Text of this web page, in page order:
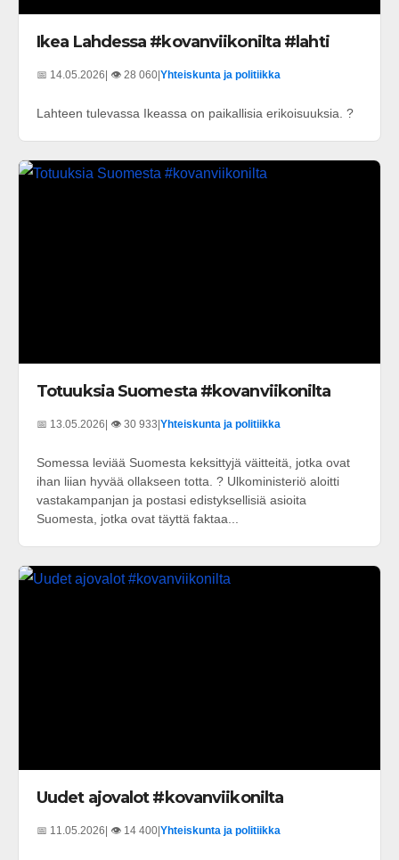
Ikea Lahdessa #kovanviikonilta #lahti
📅 14.05.2026| 👁️ 28 060|Yhteiskunta ja politiikka
Lahteen tulevassa Ikeassa on paikallisia erikoisuuksia. ?
Totuuksia Suomesta #kovanviikonilta
📅 13.05.2026 | 👁️ 30 933 Yhteiskunta ja politiikka
Somessa leviää Suomesta keksittyjä väitteitä, jotka ovat
ihan liian hyvää ollakseen totta. ? Ulkoministeriö aloitti
vastakampanjan ja postasi edistyksellisiä asioita
Suomesta, jotka ovat täyttä faktaa...
Uudet ajovalot #kovanviikonilta
📅 11.05.2026| 👁️ 14 400|Yhteiskunta ja politiikka